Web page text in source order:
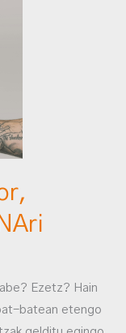
Ezetz? Hain
batean etengo